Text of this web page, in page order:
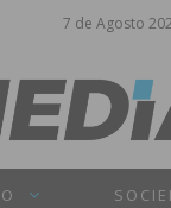
7 de Agosto